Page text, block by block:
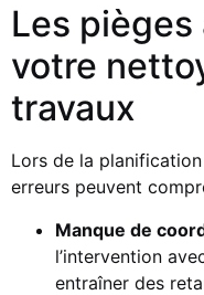
Les
votre
travaux
Lors de la
erreurs peuvent
Manque de
l’intervention
entraîner des